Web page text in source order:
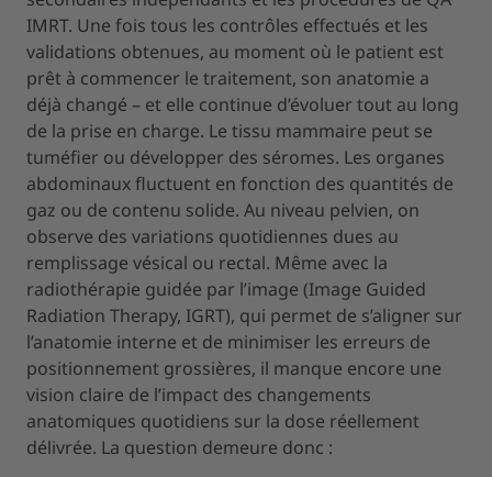
IMRT. Une fois tous les contrôles effectués et les
validations obtenues, au moment où le patient est
prêt à commencer le traitement, son anatomie a
déjà changé – et elle continue d’évoluer tout au long
de la prise en charge. Le tissu mammaire peut se
tuméfier ou développer des séromes. Les organes
abdominaux fluctuent en fonction des quantités de
gaz ou de contenu solide. Au niveau pelvien, on
observe des variations quotidiennes dues au
remplissage vésical ou rectal. Même avec la
radiothérapie guidée par l’image (Image Guided
Radiation Therapy, IGRT), qui permet de s’aligner sur
l’anatomie interne et de minimiser les erreurs de
positionnement grossières, il manque encore une
vision claire de l’impact des changements
anatomiques quotidiens sur la dose réellement
délivrée. La question demeure donc :